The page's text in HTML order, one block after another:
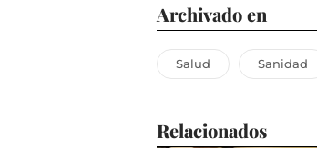
Archivado en
Salud Sanidad
Relacionados